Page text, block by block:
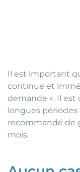
Il est important
continue et
demande ». Il est
longues périodes
recommandé de
mois.